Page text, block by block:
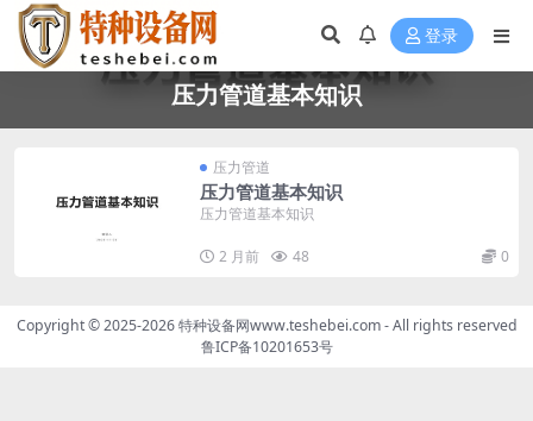
登录
压力管道基本知识
压力管道
压力管道基本知识
压力管道基本知识
2 月前 48 0
Copyright © 2025-2026特种设备网www.teshebei.com- All rights reserved
鲁ICP备10201653号